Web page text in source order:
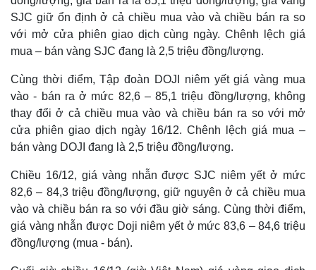
Thế giới
Quan sát
Cuộc sống đó đây
Hồ sơ
Multimedia
Video
E-Magazine
Infographic
SJC giữ ổn định ở cả chiều mua vào và chiều bán ra so
với mở cửa phiên giao dịch cùng ngày. Chênh lệch giá
mua – bán vàng SJC đang là 2,5 triệu đồng/lượng.
Cùng thời điểm, Tập đoàn DOJI niêm yết giá vàng mua
vào - bán ra ở mức 82,6 – 85,1 triệu đồng/lượng, không
thay đổi ở cả chiều mua vào và chiều bán ra so với mở
cửa phiên giao dịch ngày 16/12. Chênh lệch giá mua –
bán vàng DOJI đang là 2,5 triệu đồng/lượng.
Chiều 16/12, giá vàng nhẫn được SJC niêm yết ở mức
82,6 – 84,3 triệu đồng/lượng, giữ nguyên ở cả chiều mua
vào và chiều bán ra so với đầu giờ sáng. Cùng thời điểm,
giá vàng nhẫn được Doji niêm yết ở mức 83,6 – 84,6 triệu
đồng/lượng (mua - bán).